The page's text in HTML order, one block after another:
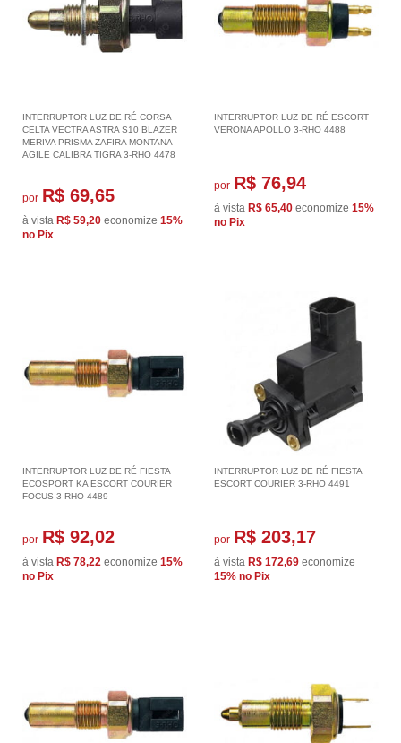
INTERRUPTOR LUZ DE RÉ CORSA
CELTA VECTRA ASTRA S10 BLAZER
MERIVA PRISMA ZAFIRA MONTANA
AGILE CALIBRA TIGRA 3-RHO 4478
por R$ 69,65
à vista R$ 59,20 economize 15%
no Pix
INTERRUPTOR LUZ DE RÉ ESCORT
VERONA APOLLO 3-RHO 4488
por R$ 76,94
à vista R$ 65,40 economize 15%
no Pix
INTERRUPTOR LUZ DE RÉ FIESTA
ECOSPORT KA ESCORT COURIER
FOCUS 3-RHO 4489
por R$ 92,02
à vista R$ 78,22 economize 15%
no Pix
INTERRUPTOR LUZ DE RÉ FIESTA
ESCORT COURIER 3-RHO 4491
por R$ 203,17
à vista R$ 172,69 economize
15% no Pix